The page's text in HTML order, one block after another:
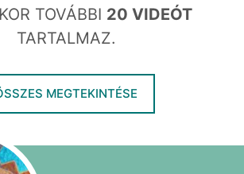
TOVÁBBI 20 VIDEÓT
TARTALMAZ.
MEGTEKINTÉSE